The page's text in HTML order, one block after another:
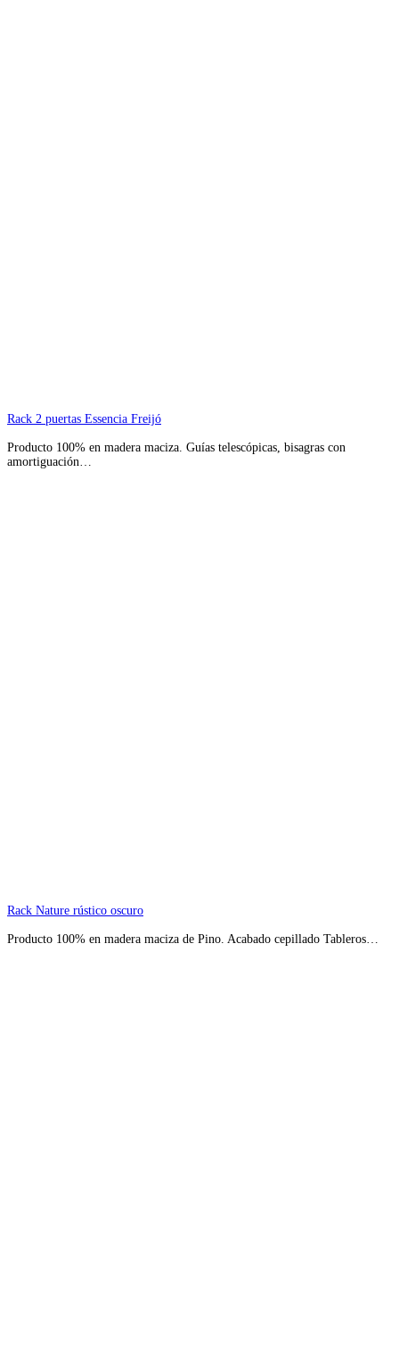
Rack 2 puertas Essencia Freijó
Producto 100% en madera maciza. Guías telescópicas, bisagras con
amortiguación…
Rack Nature rústico oscuro
Producto 100% en madera maciza de Pino. Acabado cepillado Tableros…